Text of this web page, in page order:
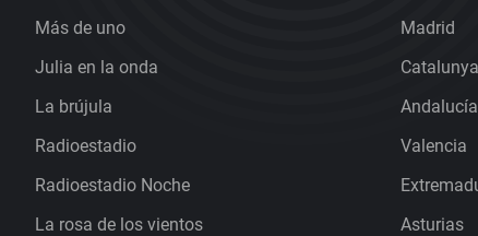
Más de uno
Julia en la onda
La brújula
Radioestadio
Radioestadio Noche
La rosa de los vientos
Madrid
Catalunya
Andalucía
Valencia
Asturias